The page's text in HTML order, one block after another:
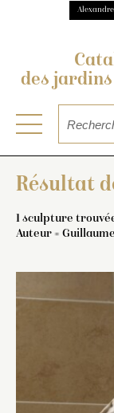
des
Résultat
1 sculpture
Auteur =